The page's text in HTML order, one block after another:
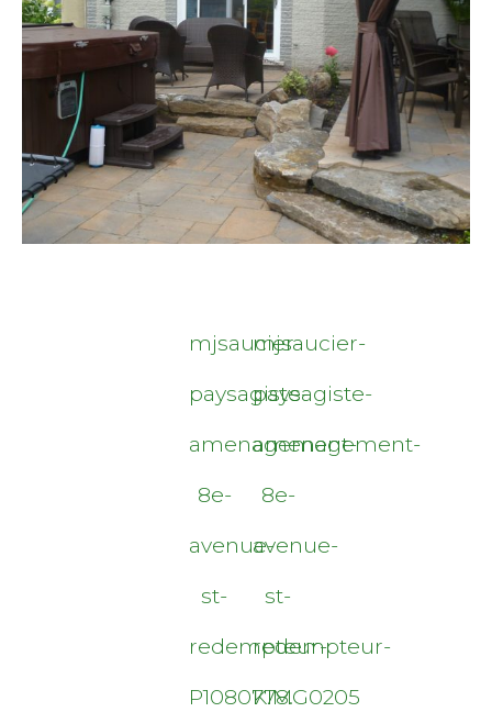
mjsaucier-
paysagiste-
amenagement-
8e-
avenue-
st-
redempteur-
P1080778.
mjsaucier-
paysagiste-
amenagement-
8e-
avenue-
st-
redempteur-
KIMG0205